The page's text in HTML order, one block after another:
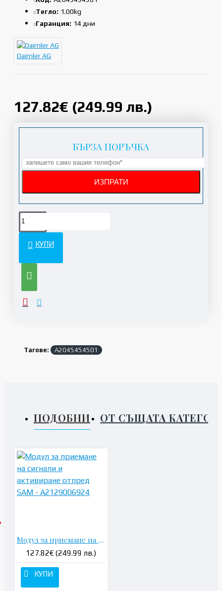
127.82€ (249.99 лв.)
Тегло: 1.00kg
Гаранция: 14 дни
Daimler AG
БЪРЗА ПОРЪЧКА
КУПИ
Тагове: A2045454501
ПОДОБНИ ОТ СЪЩАТА
Модул за приемане на сигнали и активиране отпред SAM - A2129006924
127.82€ (249.99 лв.)
КУПИ